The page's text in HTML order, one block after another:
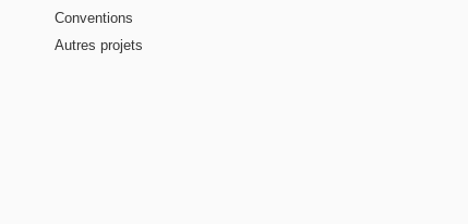
Conventions
Autres projets